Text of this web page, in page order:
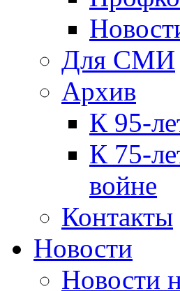
Для СМИ
Архив
К 95-
К 75-
войне
Контакты
Новости
Новости